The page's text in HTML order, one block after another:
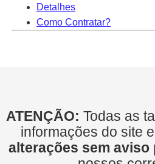
Detalhes
Como Contratar?
ATENÇÃO: Todas as
informações do site
alterações sem aviso